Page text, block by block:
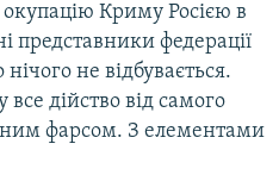
Криму Росією в
представники федерації
не відбувається.
дійство від самого
фарсом. З елементами